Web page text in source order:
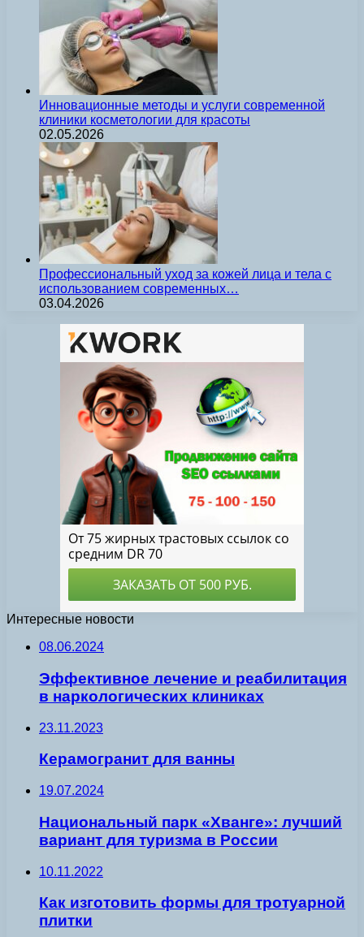
Инновационные методы и услуги современной
клиники косметологии для красоты
02.05.2026
Профессиональный уход за кожей лица и тела с
использованием современных…
03.04.2026
Интересные новости
08.06.2024
Эффективное лечение и реабилитация
в наркологических клиниках
23.11.2023
Керамогранит для ванны
19.07.2024
Национальный парк «Хванге»: лучший
вариант для туризма в России
10.11.2022
Как изготовить формы для тротуарной
плитки